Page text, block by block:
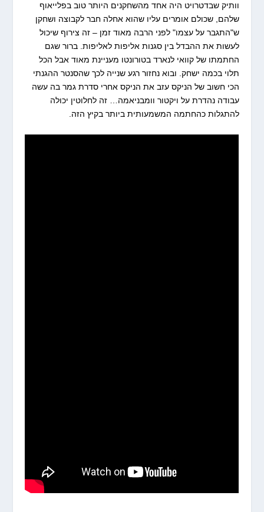
וותיק שבדטרויט היה אחד מהשחקנים היותר טוב בפלייאוף
שלהם, שכולם אומרים עליו שהוא אחלה חבר לקבוצה ושחקן
ש"התגבר על עצמו" לפני הרבה מאוד זמן – זה צירוף שיכול
לעשות את ההבדל בין סגנות אליפות לאליפות. ברור שגם
החתמתו של קוואי לנארד בטורונטו מעניינת מאוד אבל הכל
תלוי בכמה ישחק. ובוא נחזור רגע שנייה לכך שהסנטר ההגנתי
הכי חשוב של הניקס עזב את הניקס אחרי סדרת גמר בה עשה
עבודה נהדרת על ויקטור וומבניאמה… זה לחלוטין יכולה
להתגלות כהחתמה המשמעותית ביותר בקיץ הזה.